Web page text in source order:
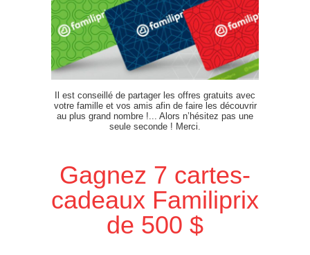
Il est conseillé de partager les offres gratuits avec
votre famille et vos amis afin de faire les découvrir
au plus grand nombre !... Alors n’hésitez pas une
seule seconde ! Merci.
Gagnez 7 cartes-
cadeaux Familiprix
de 500 $